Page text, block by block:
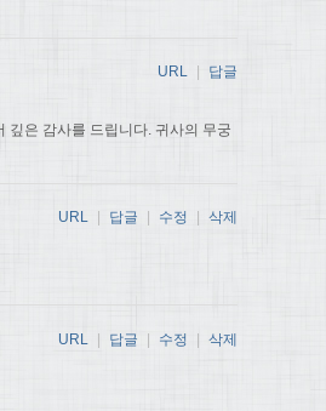
깊은 감사를 드립니다. 귀사의 무궁
URL 답글
URL 답글 수정 삭제
URL | 답글 | 수정 | 삭제